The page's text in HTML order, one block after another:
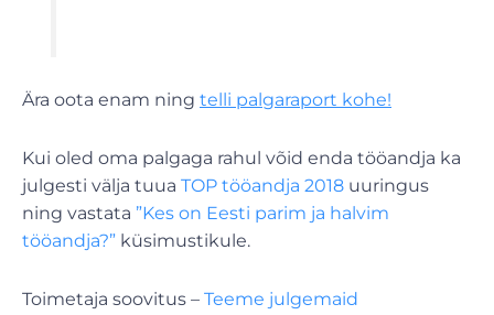
Ära oota enam ning telli palgaraport kohe!
Kui oled oma palgaga rahul võid enda tööandja ka
julgesti välja tuua TOP tööandja 2018 uuringus
ning vastata ”Kes on Eesti parim ja halvim
tööandja?” küsimustikule.
Toimetaja soovitus – Teeme julgemaid